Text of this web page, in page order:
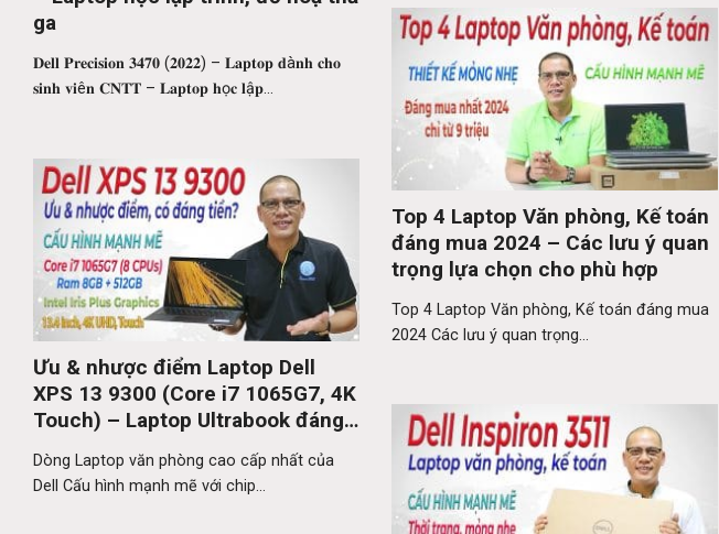
ga
𝐃𝐞𝐥𝐥 𝐏𝐫𝐞𝐜𝐢𝐬𝐢𝐨𝐧 𝟑𝟒𝟕𝟎 (𝟐𝟎𝟐𝟐) – 𝐋𝐚𝐩𝐭𝐨𝐩 𝐝à𝐧𝐡 𝐜𝐡𝐨
𝐬𝐢𝐧𝐡 𝐯𝐢ê𝐧 𝐂𝐍𝐓𝐓 – 𝐋𝐚𝐩𝐭𝐨𝐩 𝐡ọ𝐜 𝐥ậ𝐩...
Top 4 Laptop Văn phòng, Kế toán
đáng mua 2024 – Các lưu ý quan
trọng lựa chọn cho phù hợp
Top 4 Laptop Văn phòng, Kế toán đáng mua
2024 Các lưu ý quan trọng...
Ưu & nhược điểm Laptop Dell
XPS 13 9300 (Core i7 1065G7, 4K
Touch) – Laptop Ultrabook đáng
Dòng Laptop văn phòng cao cấp nhất của
Dell Cấu hình mạnh mẽ với chip...